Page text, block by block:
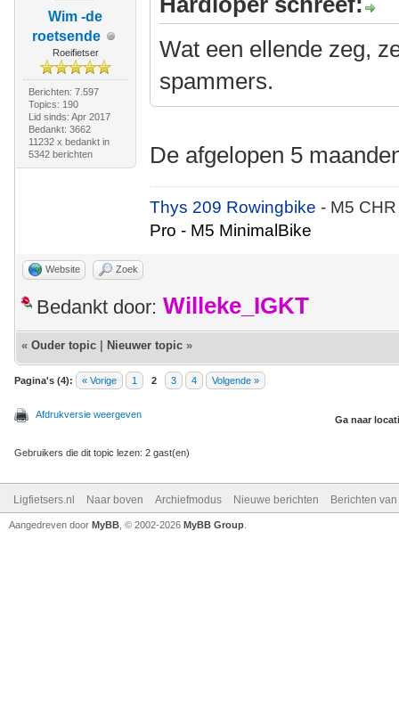
Wim -de
roetsende
Roeifietser
Berichten: 7.597
Topics: 190
Lid sinds: Apr 2017
Bedankt: 3662
11232 x bedankt in
5342 berichten
Wat een ellende zeg,
spammers.
De afgelopen 5
Thys 209 Rowingbike- M5
Pro - M5 MinimalBike
Website Zoek
Bedankt door: Willeke_IGKT
« Ouder topic Nieuwer topic »
Pagina's (4): « Vorige 1 2 3 4 Volgende »
Afdrukversie weergeven Ga naar
Gebruikers die dit topic lezen: 2 gast(en)
Ligfietsers.nl Naar boven Archiefmodus Nieuwe berichten Berichten
Aangedreven door MyBB , © 2002-2026 MyBB Group